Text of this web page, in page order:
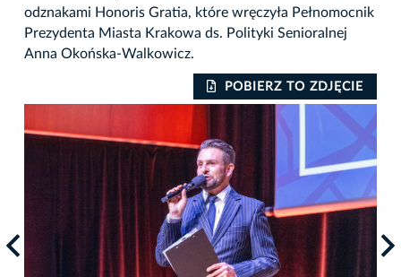
odznakami Honoris Gratia, które wręczyła Pełnomocnik
Prezydenta Miasta Krakowa ds. Polityki Senioralnej
Anna Okońska-Walkowicz.
POBIERZ TO ZDJĘCIE